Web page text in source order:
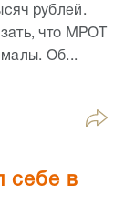
рублей.
что МРОТ
Об...
себе в